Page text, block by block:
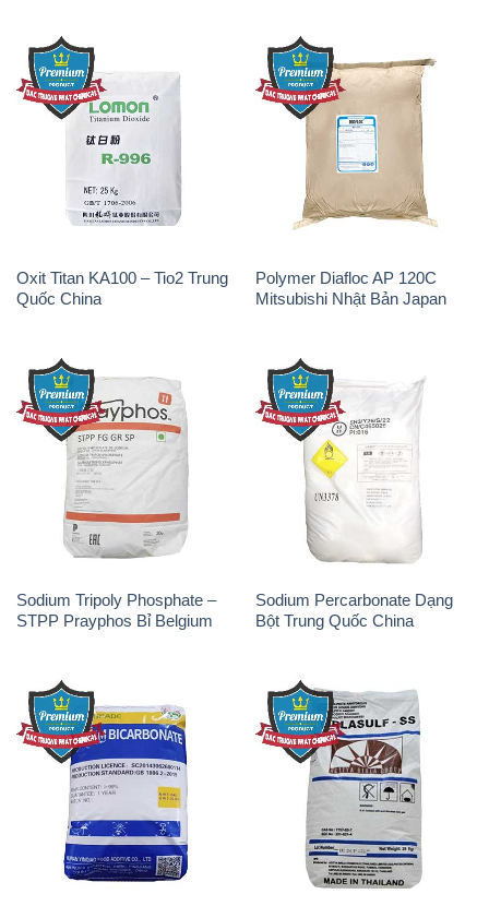
Oxit Titan KA100 – Tio2 Trung
Quốc China
Polymer Diafloc AP 120C
Mitsubishi Nhật Bản Japan
Sodium Tripoly Phosphate –
STPP Prayphos Bỉ Belgium
Sodium Percarbonate Dạng
Bột Trung Quốc China